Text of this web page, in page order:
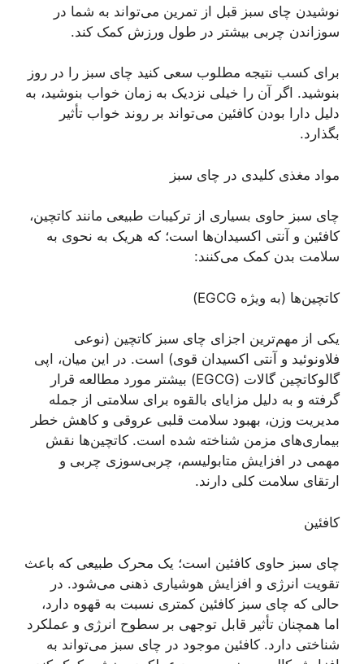
نوشیدن چای سبز قبل از تمرین می‌تواند به شما در
سوزاندن چربی بیشتر در طول ورزش کمک کند.
برای کسب نتیجه مطلوب سعی کنید چای سبز را در روز
بنوشید. اگر آن را خیلی نزدیک به زمان خواب بنوشید، به
دلیل دارا بودن کافئین می‌تواند بر روند خواب تأثیر
بگذارد.
مواد مغذی کلیدی در چای سبز
چای سبز حاوی بسیاری از ترکیبات طبیعی مانند کاتچین،
کافئین و آنتی اکسیدان‌ها است؛ که هریک به نحوی به
سلامت بدن کمک می‌کنند:
کاتچین‌ها (به ویژه EGCG)
یکی از مهم‌ترین اجزای چای سبز کاتچین (نوعی
فلاونوئید و آنتی اکسیدان قوی) است. در این میان، اپی
گالوکاتچین گالات (EGCG) بیشتر مورد مطالعه قرار
گرفته و به دلیل مزایای بالقوه برای سلامتی از جمله
مدیریت وزن، بهبود سلامت قلبی عروقی و کاهش خطر
بیماری‌های مزمن شناخته شده است. کاتچین‌ها نقش
مهمی در افزایش متابولیسم، چربی‌سوزی چربی و
ارتقای سلامت کلی دارند.
کافئین
چای سبز حاوی کافئین است؛ یک محرک طبیعی که باعث
تقویت انرژی و افزایش هوشیاری ذهنی می‌شود. در
حالی که چای سبز کافئین کمتری نسبت به قهوه دارد،
اما همچنان تأثیر قابل توجهی بر سطوح انرژی و عملکرد
شناختی دارد. کافئین موجود در چای سبز می‌تواند به